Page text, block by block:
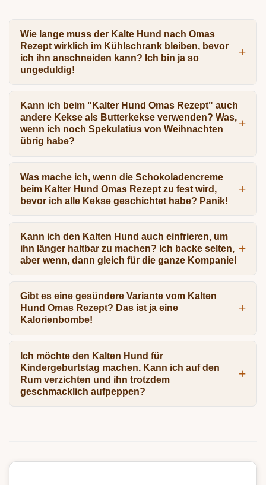
Wie lange muss der Kalte Hund nach Omas
Rezept wirklich im Kühlschrank bleiben, bevor
ich ihn anschneiden kann? Ich bin ja so
ungeduldig!
Kann ich beim "Kalter Hund Omas Rezept" auch
andere Kekse als Butterkekse verwenden? Was,
wenn ich noch Spekulatius von Weihnachten
übrig habe?
Was mache ich, wenn die Schokoladencreme
beim Kalter Hund Omas Rezept zu fest wird,
bevor ich alle Kekse geschichtet habe? Panik!
Kann ich den Kalten Hund auch einfrieren, um
ihn länger haltbar zu machen? Ich backe selten,
aber wenn, dann gleich für die ganze Kompanie!
Gibt es eine gesündere Variante vom Kalten
Hund Omas Rezept? Das ist ja eine
Kalorienbombe!
Ich möchte den Kalten Hund für
Kindergeburtstag machen. Kann ich auf den
Rum verzichten und ihn trotzdem
geschmacklich aufpeppen?